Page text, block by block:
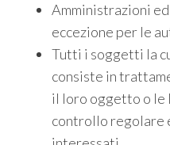
Amministrazioni
eccezione per le
Tutti i soggetti la
consiste in
il loro oggetto o le
controllo regolare